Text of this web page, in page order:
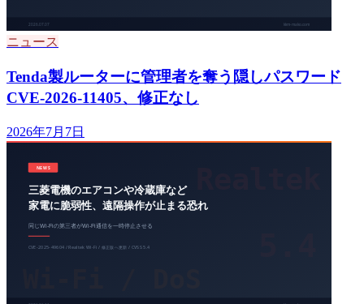
ニュース
Tenda製ルーターに管理者を奪う隠しパスワード
CVE-2026-11405、修正なし
2026年7月7日